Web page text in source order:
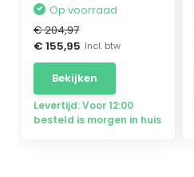
Op voorraad
€ 204,97
€ 155,95 Incl. btw
Bekijken
Levertijd: Voor 12:00
besteld is morgen in huis